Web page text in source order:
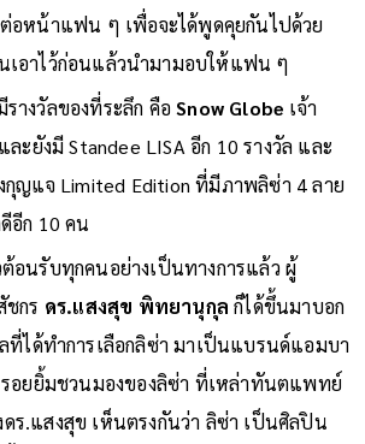
อหน้าแฟน ๆ เพื่อจะได้พูดคุยกันไปด้วย
เอาไว้ก่อนแล้วนำมามอบให้แฟน ๆ
างวัลของที่ระลึก คือSnow Globe เจ้า
ะยังมี Standee LISA อีก 10 รางวัล และ
กุญแจ Limited Edition ที่มีภาพลิซ่า 4 ลาย
อีก 10 คน
อนรับทุกคนอย่างเป็นทางการแล้ว ผู้
ชกร ดร.แสงสุข พิทยานุกุล ก็ได้ขึ้นมาบอก
ลที่ได้ทำการเลือกลิซ่า มาเป็นแบรนด์แอมบา
รอยยิ้มชวนมองของลิซ่า ที่เหล่าทันตแพทย์
ร.แสงสุข เห็นตรงกันว่า ลิซ่า เป็นศิลปิน